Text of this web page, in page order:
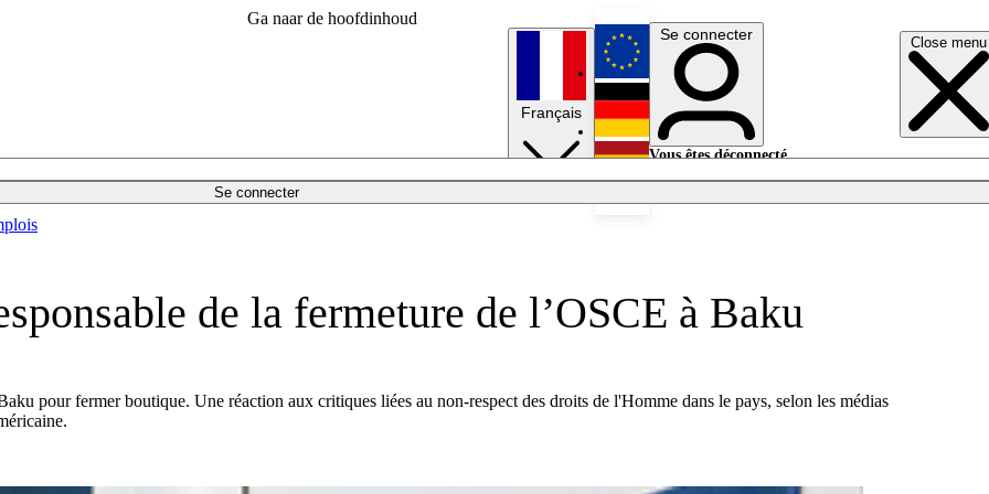
Ga naar de hoofdinhoud
Close menu
Se connecter
Français
English
Deutsch
Se connecter
Vous êtes déconnecté.
de la fermeture de l’OSCE à Baku
pour fermer boutique. Une réaction aux critiques liées au non-respect des droits de l'Homme dans le pays, selon les médias